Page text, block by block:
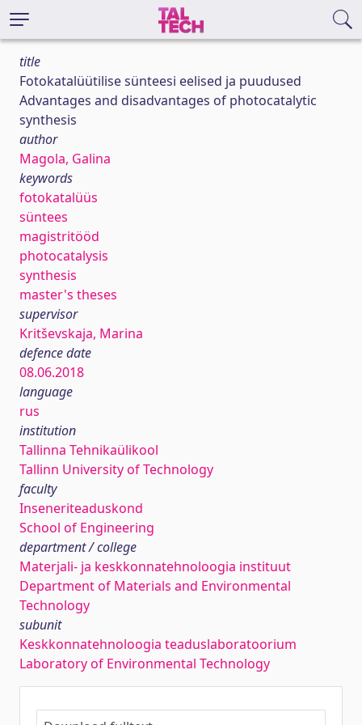
title
Fotokatalüütilise sünteesi eelised ja puudused
Advantages and disadvantages of photocatalytic
synthesis
author
Magola, Galina
keywords
fotokatalüüs
süntees
magistritööd
photocatalysis
synthesis
master's theses
supervisor
Kritševskaja, Marina
defence date
08.06.2018
language
rus
institution
Tallinna Tehnikaülikool
Tallinn University of Technology
faculty
Inseneriteaduskond
School of Engineering
department / college
Materjali- ja keskkonnatehnoloogia instituut
Department of Materials and Environmental
Technology
subunit
Keskkonnatehnoloogia teaduslaboratoorium
Laboratory of Environmental Technology